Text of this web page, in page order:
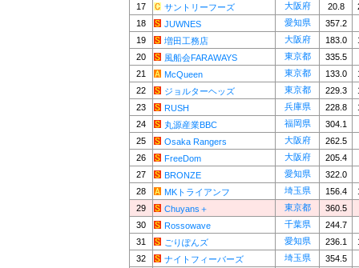
17
サントリーフーズ 大阪府 20.8
18
JUWNES 愛知県
357.2
19
増田工務店 大阪府 183.0
20
風船会FARAWAYS 東京都
335.5
21
McQueen 東京都 133.0
22
ジョルターヘッズ 東京都 229.3
23
RUSH 兵庫県 228.8
24
丸源産業BBC 福岡県
304.1
25
Osaka Rangers 大阪府
262.5
26
FreeDom 大阪府
205.4
27
BRONZE 愛知県
322.0
28
MKトライアンフ 埼玉県 156.4
29
Chuyans＋ 東京都
360.5
30
Rossowave 千葉県
244.7
31
ごりぽんズ 愛知県 236.1
32
ナイトフィーバーズ 埼玉県
354.5